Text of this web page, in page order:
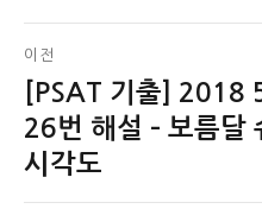
글
탐
색
이전
이
전
글:
[PSAT 기출] 2018
26번 해설 – 보름달
시각도